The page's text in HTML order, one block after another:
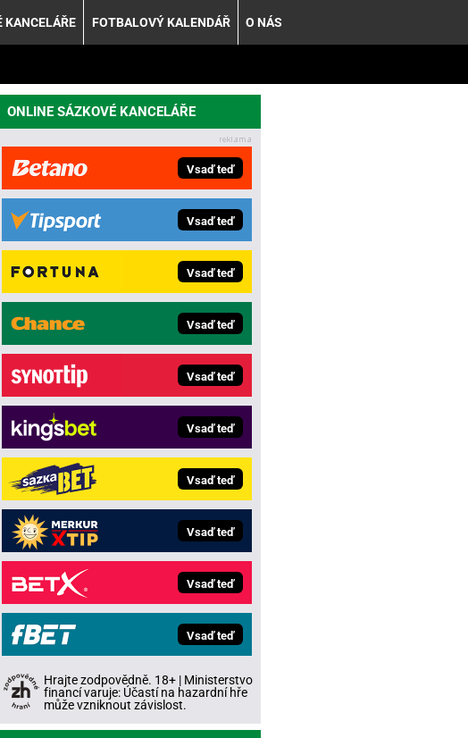
KANCELÁŘE FOTBALOVÝ KALENDÁŘ O NÁS
ONLINE SÁZKOVÉ KANCELÁŘE
Vsaď teď
Vsaď teď
Vsaď teď
Vsaď teď
Vsaď teď
Vsaď teď
Vsaď teď
Vsaď teď
Vsaď teď
Vsaď teď
Hrajte zodpovědně. 18+ | Ministerstvo
financí varuje: Účastí na hazardní hře
může vzniknout závislost.